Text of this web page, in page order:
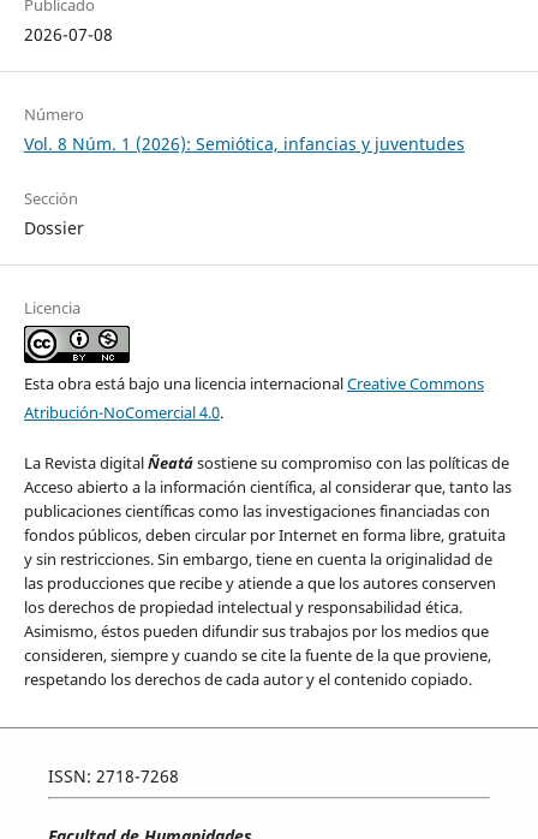
Publicado
2026-07-08
Número
Vol. 8 Núm. 1 (2026): Semiótica, infancias y juventudes
Sección
Dossier
Licencia
Esta obra está bajo una licencia internacionalCreative Commons
Atribución-NoComercial 4.0.
La Revista digitalÑeatásostiene su compromiso con las políticas de
Acceso abierto a la información científica, al considerar que, tanto las
publicaciones científicas como las investigaciones financiadas con
fondos públicos, deben circular por Internet en forma libre, gratuita
y sin restricciones. Sin embargo, tiene en cuenta la originalidad de
las producciones que recibe y atiende a que los autores conserven
los derechos de propiedad intelectual y responsabilidad ética.
Asimismo, éstos pueden difundir sus trabajos por los medios que
consideren, siempre y cuando se cite la fuente de la que proviene,
respetando los derechos de cada autor y el contenido copiado.
ISSN: 2718-7268